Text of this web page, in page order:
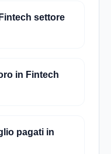
settore
in Fintech
pagati in